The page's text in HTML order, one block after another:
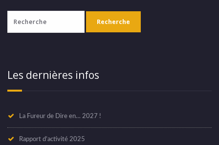
Les dernières infos
La Fureur de Dire en… 2027 !
Rapport d’activité 2025